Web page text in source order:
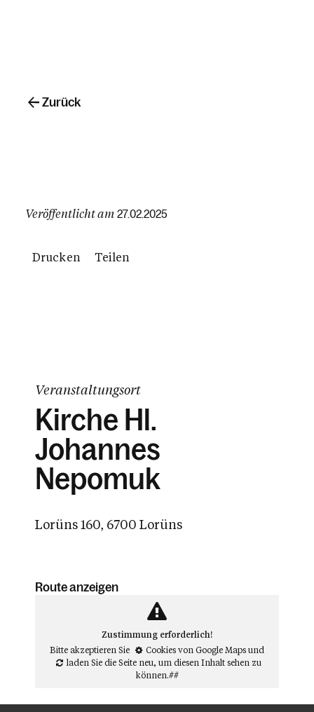
Veröffentlicht am 27.02.2025
Drucken Teilen
Zurück
Veranstaltungsort
Kirche Hl.
Johannes
Nepomuk
Lorüns 160, 6700 Lorüns
Route anzeigen
Zustimmung erforderlich!
Bitte akzeptieren Sie
Cookies von Google Mapsund
laden Sie die Seite neu, um diesen Inhalt sehen zu
können.##